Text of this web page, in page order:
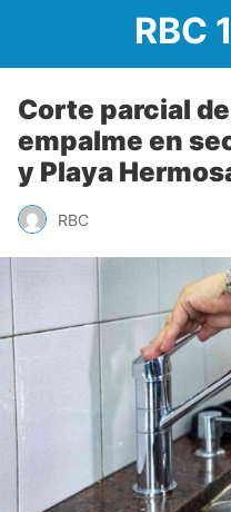
RBC
Corte parcial
empalme en
y Playa
RBC